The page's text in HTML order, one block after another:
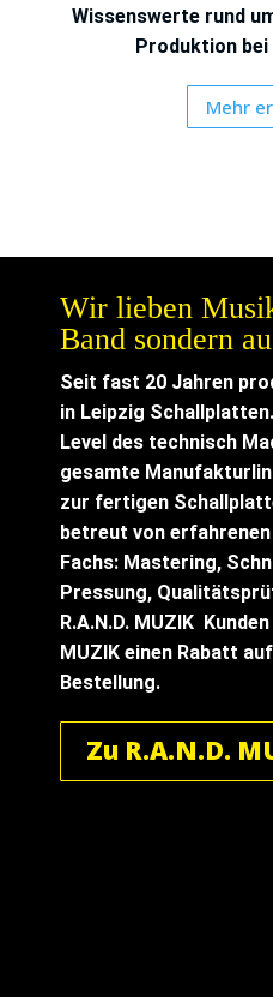
Wissenswerte rund
Produktion bei
Mehr
Wir lieben
Band sondern
Seit fast 20 Jahren
in Leipzig
Level des technisch
gesamte
zur fertigen
betreut von
Fachs: Mastering,
Pressung,
R.A.N.D. MUZIK
MUZIK einen Rabatt
Bestellung.
Zu R.A.N.D.